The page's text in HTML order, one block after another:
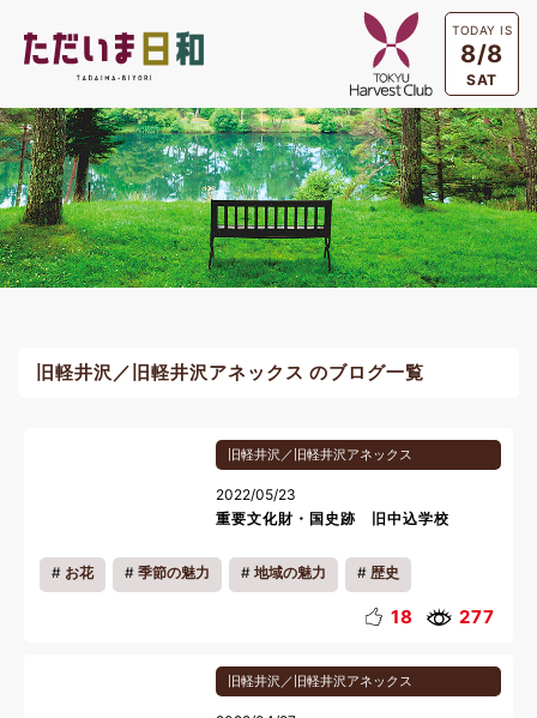
TODAY IS
8/8
SAT
旧軽井沢／旧軽井沢アネックス のブログ一覧
旧軽井沢／旧軽井沢アネックス
2022/05/23
重要文化財・国史跡 旧中込学校
お花 季節の魅力 地域の魅力 歴史
18 277
旧軽井沢／旧軽井沢アネックス